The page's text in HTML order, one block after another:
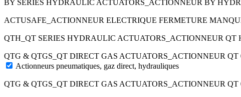
BY SERIES HYDRAULIC ACTUATORS_ACTIONNEUR BY
ACTUSAFE_ACTIONNEUR ELECTRIQUE FERMETURE
QTH_QT SERIES HYDRAULIC ACTUATORS_ACTIONNEUR
QTG & QTGS_QT DIRECT GAS ACTUATORS_ACTIONNEUR
Actionneurs pneumatiques, gaz direct, hydrauliques
QTG & QTGS_QT DIRECT GAS ACTUATORS_ACTIONNEUR